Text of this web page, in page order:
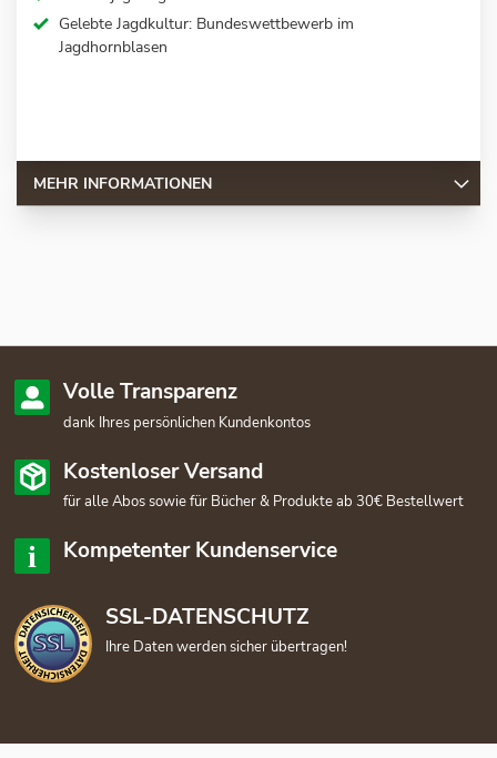
Gelebte Jagdkultur: Bundeswettbewerb im
Jagdhornblasen
MEHR INFORMATIONEN
Volle Transparenz
dank Ihres persönlichen Kundenkontos
Kostenloser Versand
für alle Abos sowie für Bücher & Produkte ab 30€ Bestellwert
Kompetenter Kundenservice
SSL-DATENSCHUTZ
Ihre Daten werden sicher übertragen!